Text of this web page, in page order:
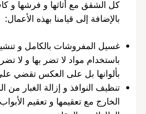
كل الشقق مع أثاثها و فرشها و
بالإضافة إلى قيامنا بهذه الأعمال:
غسيل المفروشات بالكامل و
باستخدام مواد لا تضر بها و لا تضر
بألوانها بل على العكس تقضي
تنظيف النوافذ و إزالة الغبار من
الخارج مع تعقيمها و تعقيم